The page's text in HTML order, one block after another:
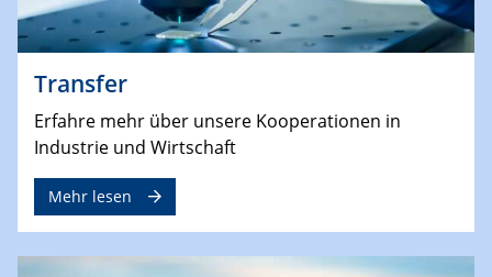
Transfer
Erfahre mehr über unsere Kooperationen in
Industrie und Wirtschaft
Mehr lesen